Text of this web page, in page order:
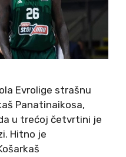
Evrolige strašnu
Panatinaikosa,
u trećoj četvrtini je
Hitno je